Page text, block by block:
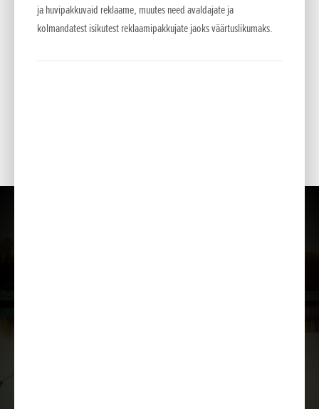
ja huvipakkuvaid reklaame, muutes need avaldajate ja
kolmandatest isikutest reklaamipakkujate jaoks väärtuslikumaks.
OIL ALERT™
liiga madala õlitaseme korral.